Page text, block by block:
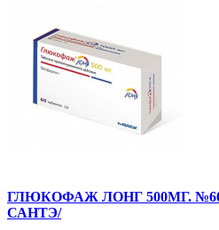
ГЛЮКОФАЖ ЛОНГ 500МГ.
САНТЭ/